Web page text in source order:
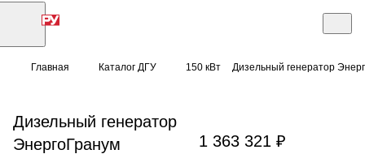
Главная Каталог ДГУ 150 кВт Дизельный генератор
Дизельный генератор
ЭнергоГранум
1 363 321 ₽